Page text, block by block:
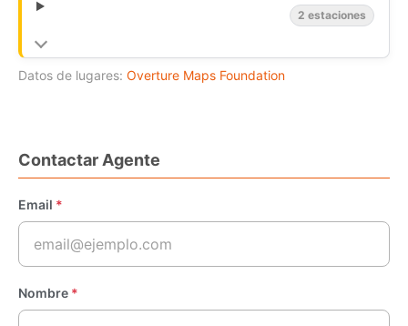
2 estaciones
Datos de lugares: Overture Maps Foundation
Contactar Agente
Email *
Nombre *